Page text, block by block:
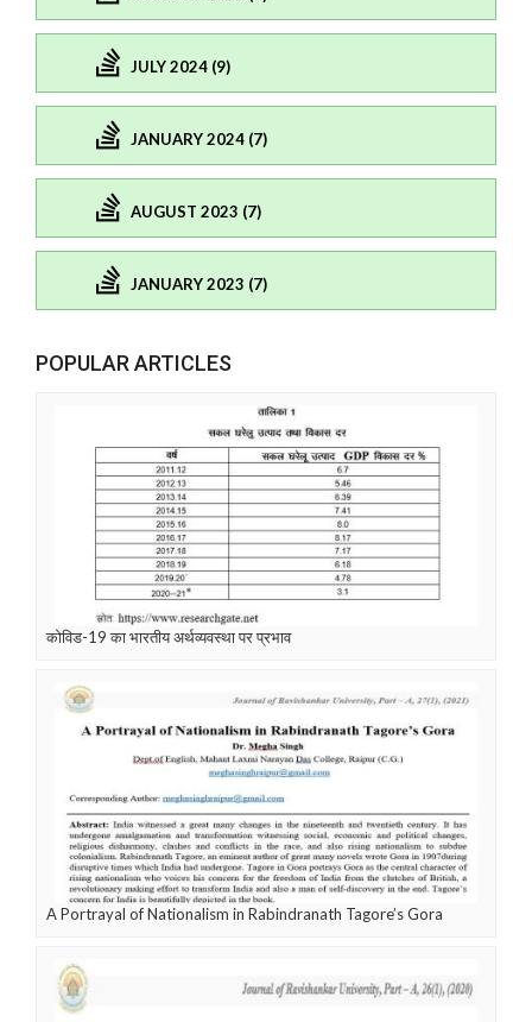
JULY 2024 (9)
JANUARY 2024 (7)
AUGUST 2023 (7)
JANUARY 2023 (7)
POPULAR ARTICLES
कोविड-19 का भारतीय अर्थव्यवस्था पर प्रभाव
A Portrayal of Nationalism in Rabindranath Tagore’s Gora